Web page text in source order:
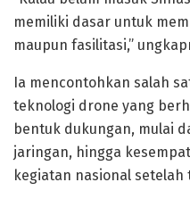
memiliki dasar untuk
maupun fasilitasi,”
Ia mencontohkan salah
teknologi drone yang
bentuk dukungan, mulai
jaringan, hingga
kegiatan nasional